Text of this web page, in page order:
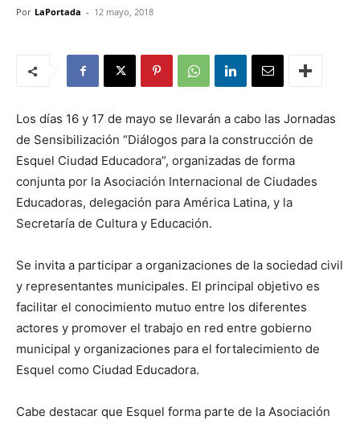
Por LaPortada - 12 mayo, 2018
Los días 16 y 17 de mayo se llevarán a cabo las Jornadas
de Sensibilización “Diálogos para la construcción de
Esquel Ciudad Educadora”, organizadas de forma
conjunta por la Asociación Internacional de Ciudades
Educadoras, delegación para América Latina, y la
Secretaría de Cultura y Educación.
Se invita a participar a organizaciones de la sociedad civil
y representantes municipales. El principal objetivo es
facilitar el conocimiento mutuo entre los diferentes
actores y promover el trabajo en red entre gobierno
municipal y organizaciones para el fortalecimiento de
Esquel como Ciudad Educadora.
Cabe destacar que Esquel forma parte de la Asociación